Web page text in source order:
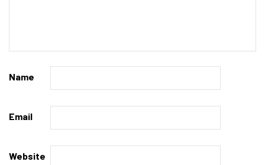
Name
Email
Website